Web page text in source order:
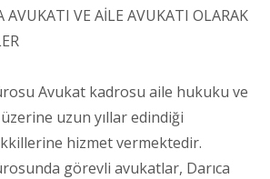
AVUKATI VE AİLE AVUKATI OLARAK
Avukat kadrosu aile hukuku ve
uzun yıllar edindiği
hizmet vermektedir.
görevli avukatlar, Darıca